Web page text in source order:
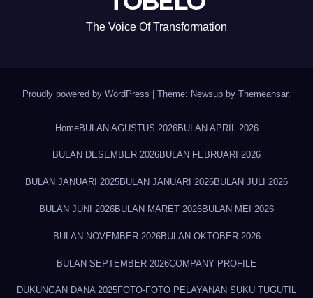
The Voice Of Transformation
Proudly powered by WordPress Theme: Newsup by Themeansar.
HomeBULAN AGUSTUS 2026BULAN APRIL 2026
BULAN DESEMBER 2026BULAN FEBRUARI 2026
BULAN JANUARI 2025BULAN JANUARI 2026BULAN JULI 2026
BULAN JUNI 2026BULAN MARET 2026BULAN MEI 2026
BULAN NOVEMBER 2026BULAN OKTOBER 2026
BULAN SEPTEMBER 2026COMPANY PROFILE
DUKUNGAN DANA 2025FOTO-FOTO PELAYANAN SUKU TUGUTIL